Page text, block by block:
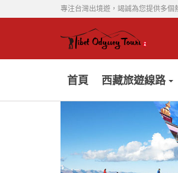
專注台灣出境遊，竭誠為您提供多個
首頁 西藏旅遊線路